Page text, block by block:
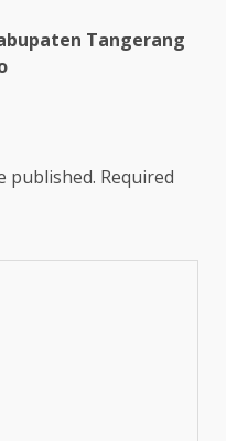
Tangerang
published. Required